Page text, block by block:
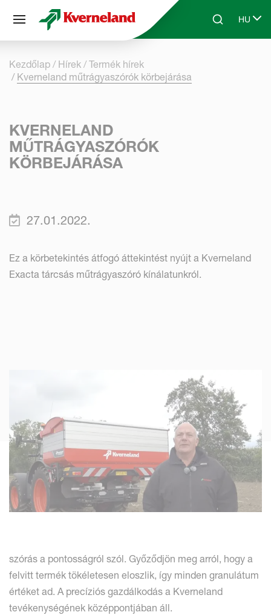
Skip to main contentSearchHU
Select
Kezdőlap Hírek
Termék hírek
Kverneland műtrágyaszórók körbejárása
KVERNELAND
MŰTRÁGYASZÓRÓK
KÖRBEJÁRÁSA
27.01.2022.
Ez a körbetekintés átfogó áttekintést nyújt a Kverneland
Exacta tárcsás műtrágyaszóró kínálatunkról.
szórás a pontosságról szól. Győződjön meg arról, hogy a
felvitt termék tökéletesen eloszlik, így minden granulátum
értéket ad. A precíziós gazdálkodás a Kverneland
tevékenységének középpontjában áll.
Süti preferenciák